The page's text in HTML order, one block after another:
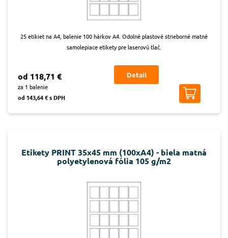
25 etikiet na A4, balenie 100 hárkov A4. Odolné plastové strieborné matné
samolepiace etikety pre laserovú tlač.
od 118,71 €
za 1 balenie
od 143,64 € s DPH
Detail
Etikety PRINT 35x45 mm (100xA4) - biela matná
polyetylenová fólia 105 g/m2